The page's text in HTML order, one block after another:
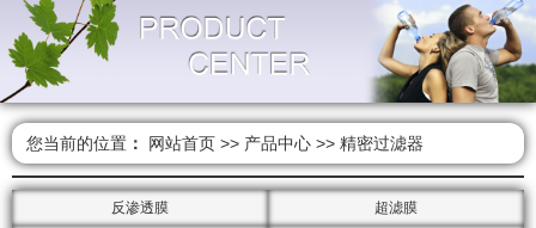
您当前的位置 ： 网站首页 >> 产品中心 >> 精密过滤器
反渗透膜 超滤膜